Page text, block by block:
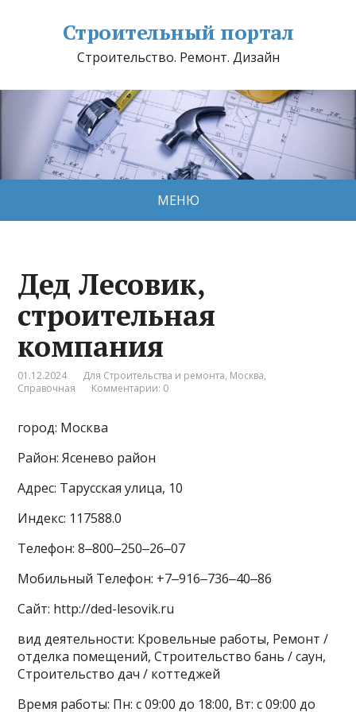
Строительный портал
Строительство. Ремонт. Дизайн
МЕНЮ
Дед Лесовик,
строительная
компания
01.12.2024 Для Строительства и ремонта, Москва,
Справочная
Комментарии: 0
город: Москва
Район: Ясенево район
Адрес: Тарусская улица, 10
Индекс: 117588.0
Телефон: 8‒800‒250‒26‒07
Мобильный Телефон: +7‒916‒736‒40‒86
Сайт: http://ded-lesovik.ru
вид деятельности: Кровельные работы, Ремонт /
отделка помещений, Строительство бань / саун,
Строительство дач / коттеджей
Время работы: Пн: с 09:00 до 18:00, Вт: с 09:00 до